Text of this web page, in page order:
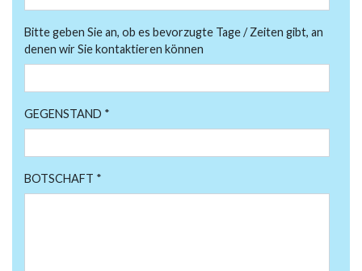
Bitte geben Sie an, ob es bevorzugte Tage / Zeiten gibt, an
denen wir Sie kontaktieren können
GEGENSTAND *
BOTSCHAFT *